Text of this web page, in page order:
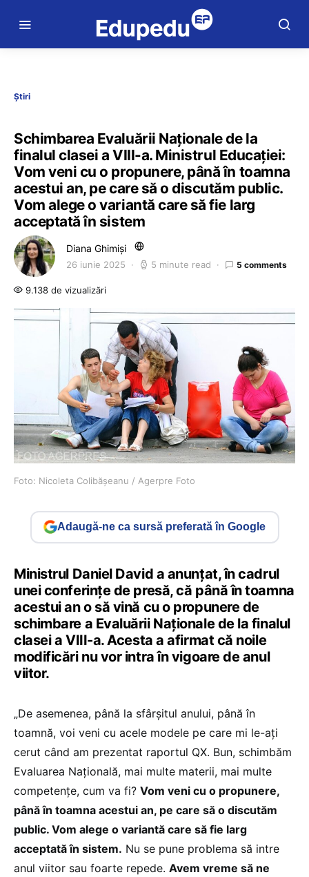
Știri
Schimbarea Evaluării Naționale de la
finalul clasei a VIII-a. Ministrul Educației:
Vom veni cu o propunere, până în toamna
acestui an, pe care să o discutăm public.
Vom alege o variantă care să fie larg
acceptată în sistem
Diana Ghimiși
26 iunie 2025 5 minute read 5 comments
9.138 de vizualizări
Foto: Nicoleta Colibășeanu / Agerpre Foto
Adaugă-ne ca sursă preferată în Google
Ministrul Daniel David a anunțat, în cadrul
unei conferințe de presă, că până în toamna
acestui an o să vină cu o propunere de
schimbare a Evaluării Naționale de la finalul
clasei a VIII-a. Acesta a afirmat că noile
modificări nu vor intra în vigoare de anul
viitor.
„De asemenea, până la sfârșitul anului, până în
toamnă, voi veni cu acele modele pe care mi le-ați
cerut când am prezentat raportul QX. Bun, schimbăm
Evaluarea Națională, mai multe materii, mai multe
competențe, cum va fi? Vom veni cu o propunere,
până în toamna acestui an, pe care să o discutăm
public. Vom alege o variantă care să fie larg
acceptată în sistem. Nu se pune problema să intre
anul viitor sau foarte repede. Avem vreme să ne